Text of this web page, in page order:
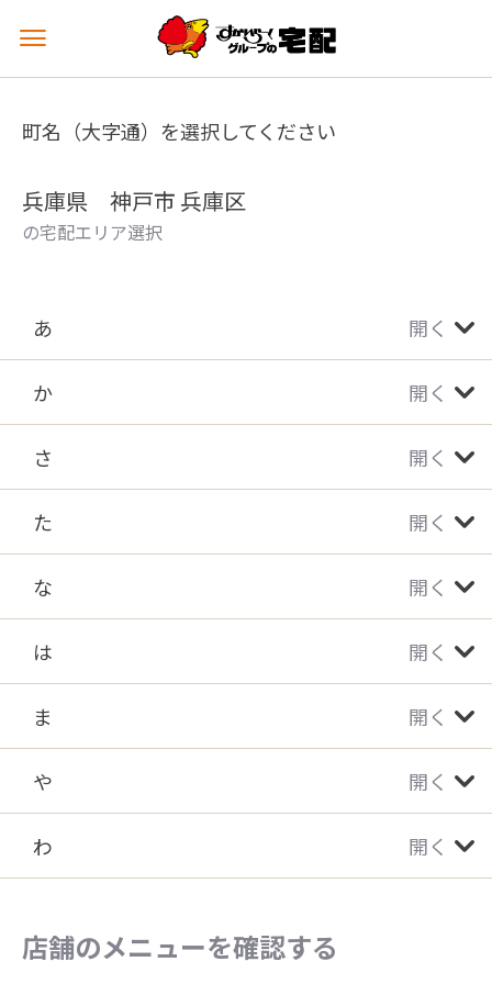
メ
ュ
を
町名（大字通）を選択してください
兵庫県 神戸市 兵庫区
の宅配エリア選択
あ 開く
か 開く
さ 開く
た 開く
な 開く
は 開く
ま 開く
や 開く
わ 開く
店舗のメニューを確認する